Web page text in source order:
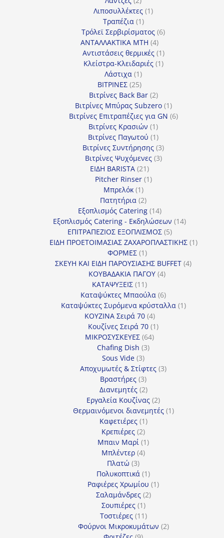
προϊόντα
Λιποσυλλέκτες 11
Τραπέζια 11
προϊόν
Τρόλεϊ Σερβιρίσματος 66
ΑΝΤΑΛΛΑΚΤΙΚΑ MTH 44
προϊόντα
Αντιστάσεις θερμικές 11
προϊόν
Κλείστρα-Κλειδαριές 11
Λάστιχα 11
προϊόν
ΒΙΤΡΙΝΕΣ 2525
προϊόντα
Βιτρίνες Back Bar 22
προϊόντα
Βιτρίνες Mπύρας Subzero 11
προϊόν
Βιτρίνες Επιτραπέζιες για GN 66
Βιτρίνες Κρασιών 11
προϊόν
Βιτρίνες Παγωτού 11
προϊόν
Βιτρίνες Συντήρησης 33
προϊόντα
Βιτρίνες Ψυχόμενες 33
ΕΙΔΗ BARISTA 2121
προϊόντα
Pitcher Rinser 11
Μπρελόκ 11
προϊόν
Πατητήρια 22
προϊόντα
Εξοπλισμός Catering 1414
προϊόντα
Εξοπλισμός Catering - Εκδηλώσεων 1414
ΕΠΙΤΡΑΠΕΖΙΟΣ ΕΞΟΠΛΙΣΜΟΣ 55
προϊόντα
ΕΙΔΗ ΠΡΟΕΤΟΙΜΑΣΙΑΣ ΖΑΧΑΡΟΠΛΑΣΤΙΚΗΣ 11
ΦΟΡΜΕΣ 11
προϊόν
ΣΚΕΥΗ ΚΑΙ ΕΙΔΗ ΠΑΡΟΥΣΙΑΣΗΣ BUFFET 44
ΚΟΥΒΑΔΑΚΙΑ ΠΑΓΟΥ 44
ΚΑΤΑΨΥΞΕΙΣ 1111
προϊόντα
Καταψύκτες Μπαούλα 66
προϊόντα
Καταψύκτες Συρόμενα κρύσταλλα 11
ΚΟΥΖΙΝΑ Σειρά 70 44
προϊόντα
Κουζίνες Σειρά 70 11
ΜΙΚΡΟΣΥΣΚΕΥΕΣ 6464
Chafing Dish 33
Sous Vide 33
προϊόντα
Αποχυμωτές & Στίφτες 33
Βραστήρες 33
προϊόντα
Διανεμητές 22
προϊόντα
Εργαλεία Κουζίνας 22
προϊόντα
Θερμαινόμενοι διανεμητές 11
Καφετιέρες 11
προϊόν
Κρεπιέρες 22
προϊόντα
Μπαιν Μαρί 11
Μπλέντερ 44
Πλατώ 33
προϊόντα
Πολυκοπτικά 11
προϊόν
Ραφιέρες Χρωμίου 11
Σαλαμάνδρες 22
Σουπιέρες 11
προϊόν
Τοστιέρες 1111
προϊόντα
Φούρνοι Μικροκυμάτων 22
9